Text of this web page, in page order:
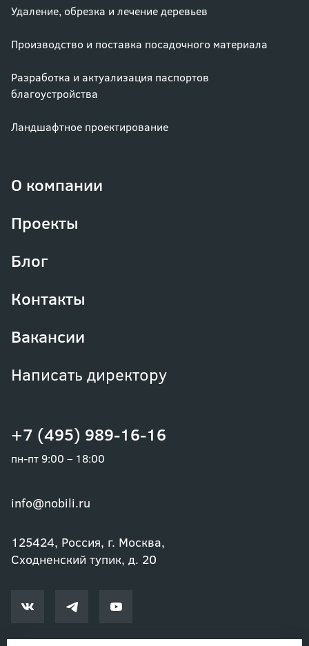
+7 (495) 989-16-16
пн-пт 9:00 – 18:00
info@nobili.ru
125424, Россия, г. Москва,
Сходненский тупик, д. 20
Удаление, обрезка и лечение деревьев
Производство и поставка посадочного материала
Разработка и актуализация паспортов
благоустройства
Ландшафтное проектирование
О компании
Проекты
Блог
Контакты
Вакансии
Написать директору